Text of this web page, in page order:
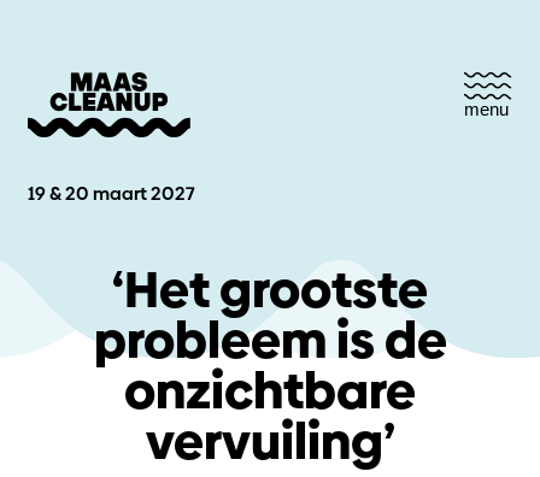
menu
19 & 20 maart 2027
‘Het grootste
probleem is de
onzichtbare
vervuiling’